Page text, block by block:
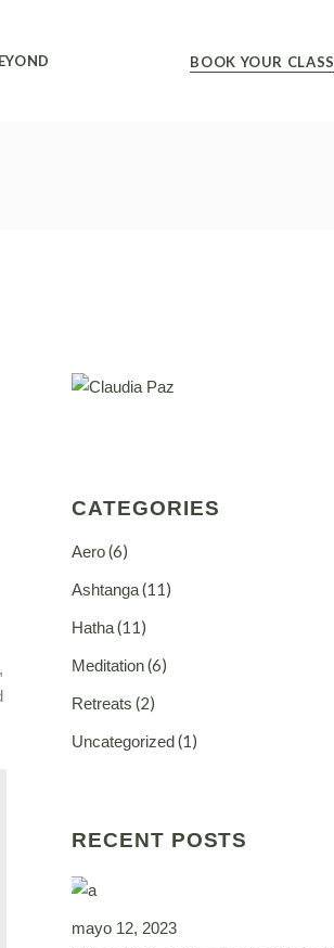
BOOK YOUR CLASS
CATEGORIES
Aero(6)
Ashtanga(11)
Hatha(11)
Meditation(6)
Retreats (2)
Uncategorized(1)
RECENT POSTS
mayo 12, 2023